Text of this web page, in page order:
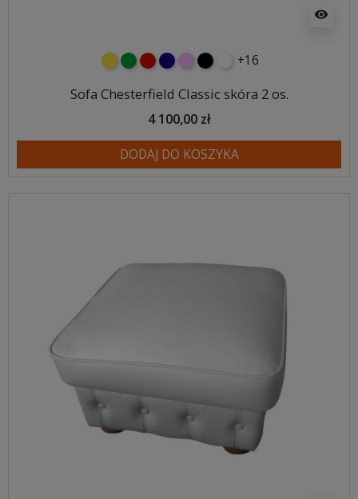
visibility
żółtyzielonyczerwony
granatowy
różowyczarnybiały+16
Sofa Chesterfield Classic skóra 2 os.
4 100,00 zł
DODAJ DO KOSZYKA